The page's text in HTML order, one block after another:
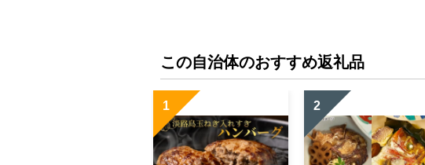
この自治体のおすすめ返礼品
1 2